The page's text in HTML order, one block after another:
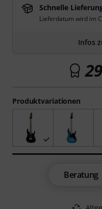
Produktvariationen
Schnelle
Lieferdatum wird im
Infos
29
Beratung